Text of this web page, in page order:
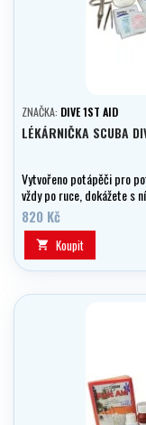
ZNAČKA: DIVE 1ST AID
LÉKÁRNIČKA SCUBA
Vytvořeno potápěči pro
vždy po ruce, dokážete s
obvyklými nemocemi.
820 Kč
 Koupit